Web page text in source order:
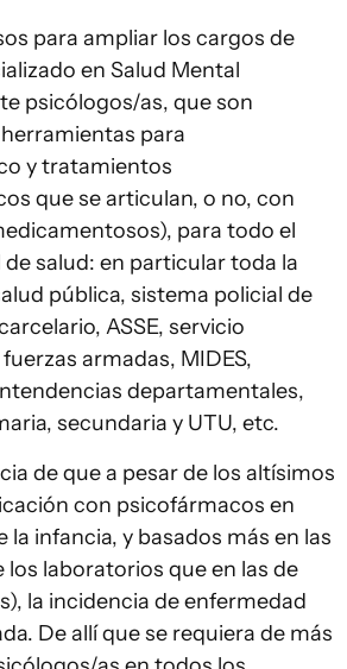
para ampliar los cargos de
en Salud Mental
psicólogos/as, que son
para
y tratamientos
que se articulan, o no, con
para todo el
salud: en particular toda la
pública, sistema policial de
ASSE, servicio
armadas, MIDES,
departamentales,
secundaria y UTU, etc.
de que a pesar de los altísimos
con psicofármacos en
la infancia, y basados más en las
los laboratorios que en las de
la incidencia de enfermedad
De allí que se requiera de más